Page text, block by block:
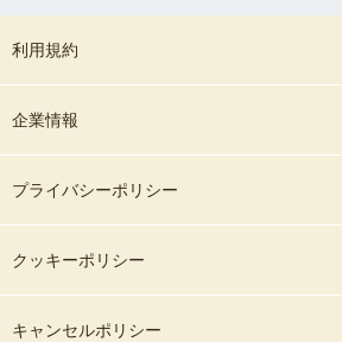
そんな中でも、私たちの拙い要望や気持ち
けたおかげで、安心してリラックスしなが
完成した写真は想像以上に素敵で、写真と
して形に残っただけでなく、あけださまと
過ごした撮影の時間そのものが、私たちに
ことも、本当に嬉しく感じています！
利用規約
企業情報
プライバシーポリシー
クッキーポリシー
キャンセルポリシー